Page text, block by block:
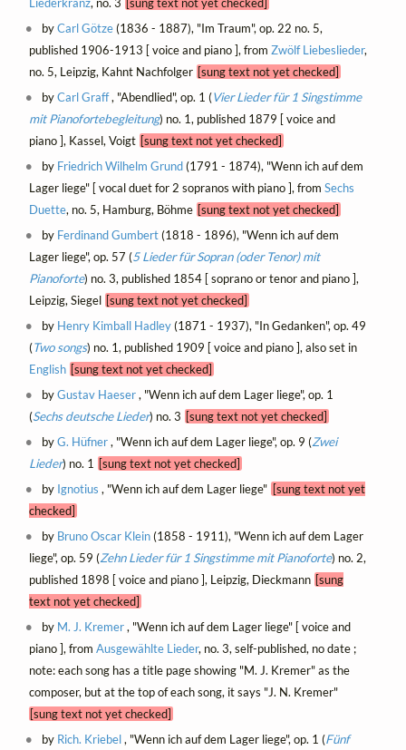
byCarl Götze(1836 - 1887), "Im Traum", op. 22 no. 5,
published 1906-1913 [ voice and piano ], from Zwölf Liebeslieder,
no. 5, Leipzig, Kahnt Nachfolger [sung text not yet checked]
byCarl Graff, "Abendlied", op. 1 (Vier Lieder für 1 Singstimme
mit Pianofortebegleitung) no. 1, published 1879 [ voice and
piano ], Kassel, Voigt [sung text not yet checked]
by Friedrich Wilhelm Grund(1791 - 1874), "Wenn ich auf dem
Lager liege" [ vocal duet for 2 sopranos with piano ], from Sechs
Duette, no. 5, Hamburg, Böhme [sung text not yet checked]
by Ferdinand Gumbert(1818 - 1896), "Wenn ich auf dem
Lager liege", op. 57 (5 Lieder für Sopran (oder Tenor) mit
Pianoforte) no. 3, published 1854 [ soprano or tenor and piano ],
Leipzig, Siegel [sung text not yet checked]
by Henry Kimball Hadley(1871 - 1937), "In Gedanken", op. 49
(Two songs) no. 1, published 1909 [ voice and piano ], also set in
English [sung text not yet checked]
byGustav Haeser, "Wenn ich auf dem Lager liege", op. 1
(Sechs deutsche Lieder) no. 3 [sung text not yet checked]
byG. Hüfner, "Wenn ich auf dem Lager liege", op. 9 (Zwei
Lieder) no. 1 [sung text not yet checked]
by Ignotius , "Wenn ich auf dem Lager liege" [sung text not yet
checked]
by Bruno Oscar Klein(1858 - 1911), "Wenn ich auf dem Lager
liege", op. 59 (Zehn Lieder für 1 Singstimme mit Pianoforte) no. 2,
published 1898 [ voice and piano ], Leipzig, Dieckmann [sung
text not yet checked]
by M. J. Kremer, "Wenn ich auf dem Lager liege" [ voice and
piano ], from Ausgewählte Lieder, no. 3, self-published, no date ;
note: each song has a title page showing "M. J. Kremer" as the
composer, but at the top of each song, it says "J. N. Kremer"
[sung text not yet checked]
by Rich. Kriebel, "Wenn ich auf dem Lager liege", op. 1 (Fünf